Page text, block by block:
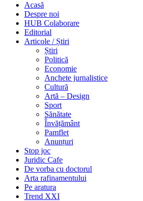
Acasă
Despre noi
HUB Colaborare
Editorial
Articole / Știri
Știri
Politică
Economie
Anchete jurnalistice
Cultură
Artă – Design
Sport
Sănătate
Învățământ
Pamflet
Anunțuri
Stop joc
Juridic Cafe
De vorba cu doctorul
Arta rafinamentului
Pe aratura
Trend XXI